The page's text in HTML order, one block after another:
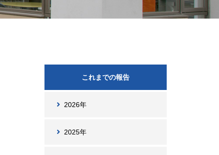
これまでの報告
2026年
2025年